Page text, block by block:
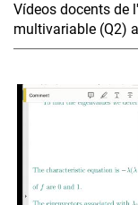
Vídeos docents de
multivariable (Q2)